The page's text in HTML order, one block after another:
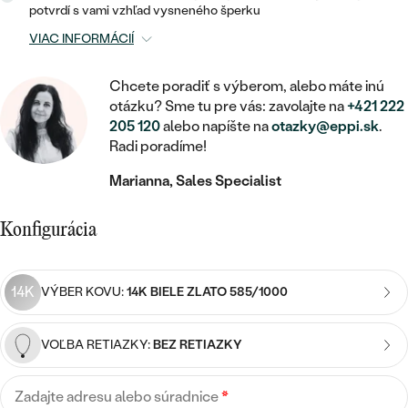
RUČNE RYTÉ
S VÝPLŇOU
SVADOBNÉ SETY
PODĽA CENY
CENOVO DOSTUPNÉ
LUXUSNÉ
ZAČAŤ S DIAMANTOM
ZAČAŤ S LABGROWN DIAMANTOM
ZAČAŤ S FAREBNÝM DIAMANTOM
PODĽA DRAHOKAMU
DIAMANT
LAB GROWN DIAMANT
MOISSANIT
FAREBNÝ DIAMANT
ČIERNY DIAMANT
DETSKÉ ŠPERKY
DOPLNKY
PODĽA MATERIÁLU
ZLATÉ
PLATINOVÉ
PODĽA DRAHOKAMU
S DIAMANTMI
DETSKÉ
PODĽA DRAHOKAMU
S DIAMANTMI
S PERLAMI
PODĽA CENY
CENOVO DOSTUPNÉ
LUXUSNÉ
MEDAILÓNY
V TVARE SRDCA
SO ZVIERATAMI
PODĽA DRAHOKAMU
S DRAHOKAMAMI
S PERLAMI
PODĽA CENY
PEČATNÉ
PERSONALIZOVANÉ
PODĽA DRAHOKAMU
S DIAMANTMI
S DRAHOKAMAMI
S PERLAMI
PODĽA CENY
CENOVO DOSTUPNÉ
potvrdí s vami vzhľad vysneného šperku
VIAC INFORMÁCIÍ
Chcete poradiť s výberom, alebo máte inú
otázku? Sme tu pre vás: zavolajte na+421 222
205 120alebo napíšte naotazky@eppi.sk.
Radi poradíme!
Marianna, Sales Specialist
Konfigurácia
14K VÝBER KOVU:14K BIELE ZLATO 585/1000
VOĽBA RETIAZKY:BEZ RETIAZKY
Zadajte adresu alebo súradnice*